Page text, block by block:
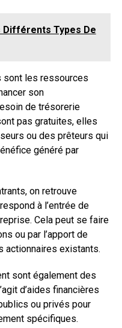
Différents Types De
sont les ressources
son
de trésorerie
pas gratuites, elles
ou des prêteurs qui
généré par
on retrouve
à l’entrée de
Cela peut se faire
ou par l’apport de
actionnaires existants.
sont également des
d’aides financières
ou privés pour
spécifiques.